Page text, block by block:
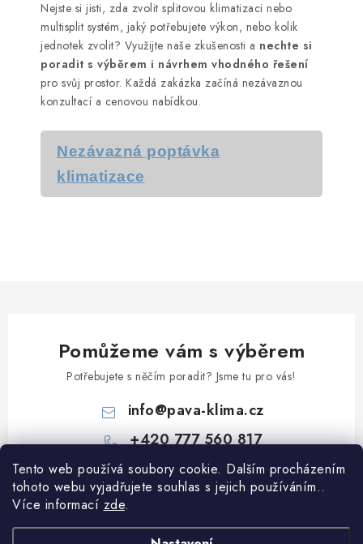
Tento web používá soubory cookie. Dalším procházením
tohoto webu vyjadřujete souhlas s jejich používáním..
Více informací zde.
Nejste si jisti, zda zvolit splitovou klimatizaci nebo
multisplit systém, jaký potřebujete výkon, nebo kolik
jednotek zvolit? Využijte naše zkušenosti a nechte si
poradit s výběrem i návrhem vhodného řešení
pro svůj prostor. Každá zakázka začíná nezávaznou
konzultací a cenovou nabídkou.
Nezávazná poptávka
klimatizace
Pomůžeme vám s výběrem
Potřebujete s něčím poradit? Jsme tu pro vás!
info@pava-klima.cz
+420 777 560 817
Informace pro vás